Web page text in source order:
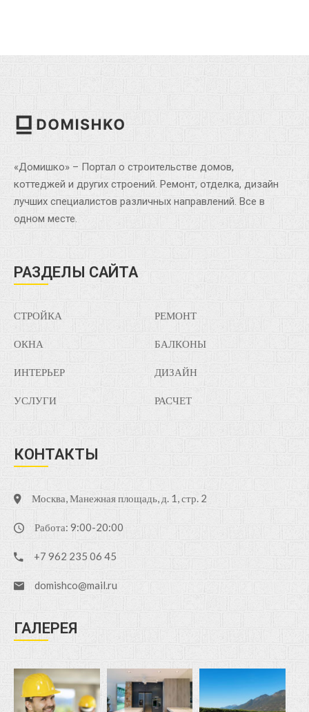
«Домишко» – Портал о строительстве домов,
коттеджей и других строений. Ремонт, отделка, дизайн
лучших специалистов различных направлений. Все в
одном месте.
РАЗДЕЛЫ САЙТА
СТРОЙКА
ОКНА
ИНТЕРЬЕР
УСЛУГИ
РЕМОНТ
БАЛКОНЫ
ДИЗАЙН
РАСЧЕТ
КОНТАКТЫ
Москва, Манежная площадь, д. 1, стр. 2
Работа: 9:00-20:00
+7 962 235 06 45
domishco@mail.ru
ГАЛЕРЕЯ